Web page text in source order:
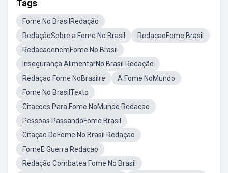
Tags
Fome No BrasilRedação
RedaçãoSobre a Fome No Brasil
RedacaoFome Brasil
RedacaoenemFome No Brasil
Insegurança AlimentarNo Brasil Redação
Redaçao Fome NoBrasilre
A Fome NoMundo
Fome No BrasilTexto
Citacoes Para Fome NoMundo Redacao
Pessoas PassandoFome Brasil
Citaçao DeFome No Brasil Redaçao
FomeE Guerra Redacao
Redação Combatea Fome No Brasil